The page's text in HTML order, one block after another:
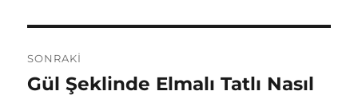
SONRAKI
Sonraki
Gül Şeklinde Elmalı Tatlı Nasıl